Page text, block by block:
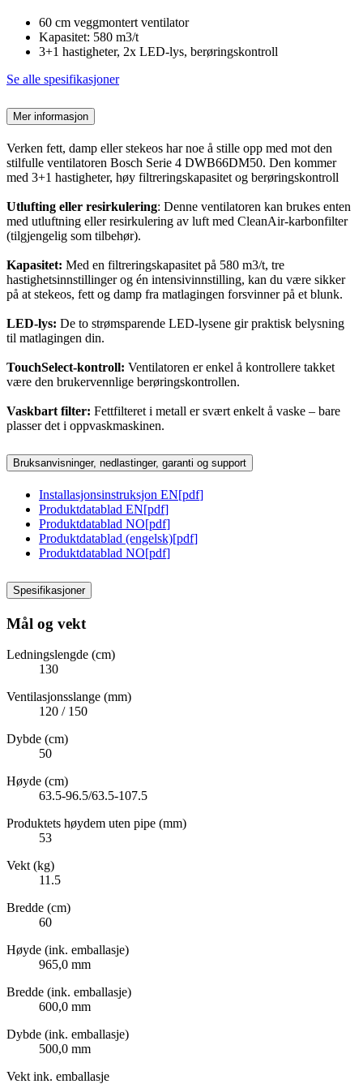
60 cm veggmontert ventilator
Kapasitet: 580 m3/t
3+1 hastigheter, 2x LED-lys, berøringskontroll
Se alle spesifikasjoner
Mer informasjon
Verken fett, damp eller stekeos har noe å stille opp med mot den
stilfulle ventilatoren Bosch Serie 4 DWB66DM50. Den kommer
med 3+1 hastigheter, høy filtreringskapasitet og berøringskontroll
Utlufting eller resirkulering: Denne ventilatoren kan brukes enten
med utluftning eller resirkulering av luft med CleanAir-karbonfilter
(tilgjengelig som tilbehør).
Kapasitet: Med en filtreringskapasitet på 580 m3/t, tre
hastighetsinnstillinger og én intensivinnstilling, kan du være sikker
på at stekeos, fett og damp fra matlagingen forsvinner på et blunk.
LED-lys: De to strømsparende LED-lysene gir praktisk belysning
til matlagingen din.
TouchSelect-kontroll: Ventilatoren er enkel å kontrollere takket
være den brukervennlige berøringskontrollen.
Vaskbart filter: Fettfilteret i metall er svært enkelt å vaske – bare
plasser det i oppvaskmaskinen.
Bruksanvisninger, nedlastinger, garanti og support
Installasjonsinstruksjon EN[pdf]
Produktdatablad EN[pdf]
Produktdatablad NO[pdf]
Produktdatablad (engelsk)[pdf]
Produktdatablad NO[pdf]
Spesifikasjoner
Mål og vekt
Ledningslengde (cm)
130
Ventilasjonsslange (mm)
120 / 150
Dybde (cm)
50
Høyde (cm)
63.5-96.5/63.5-107.5
Produktets høydem uten pipe (mm)
53
Vekt (kg)
11.5
Bredde (cm)
60
Høyde (ink. emballasje)
965,0 mm
Bredde (ink. emballasje)
600,0 mm
Dybde (ink. emballasje)
500,0 mm
Vekt ink. emballasje